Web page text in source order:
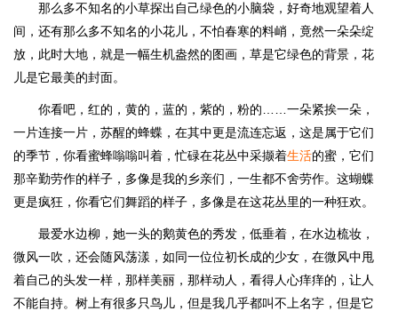
那么多不知名的小草探出自己绿色的小脑袋，好奇地观望着人
间，还有那么多不知名的小花儿，不怕春寒的料峭，竟然一朵朵绽
放，此时大地，就是一幅生机盎然的图画，草是它绿色的背景，花
儿是它最美的封面。
你看吧，红的，黄的，蓝的，紫的，粉的……一朵紧挨一朵，
一片连接一片，苏醒的蜂蝶，在其中更是流连忘返，这是属于它们
的季节，你看蜜蜂嗡嗡叫着，忙碌在花丛中采撷着生活的蜜，它们
那辛勤劳作的样子，多像是我的乡亲们，一生都不舍劳作。这蝴蝶
更是疯狂，你看它们舞蹈的样子，多像是在这花丛里的一种狂欢。
最爱水边柳，她一头的鹅黄色的秀发，低垂着，在水边梳妆，
微风一吹，还会随风荡漾，如同一位位初长成的少女，在微风中甩
着自己的头发一样，那样美丽，那样动人，看得人心痒痒的，让人
不能自持。树上有很多只鸟儿，但是我几乎都叫不上名字，但是它